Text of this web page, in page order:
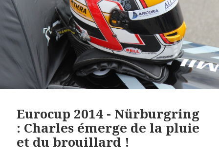
Eurocup 2014 - Nürburgring
: Charles émerge de la pluie
et du brouillard !